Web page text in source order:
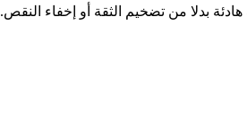
بدلا من تضخيم الثقة أو إخفاء النقص.